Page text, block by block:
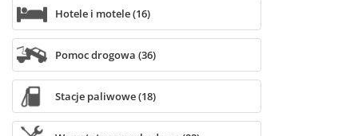
Hotele i motele (16)
Pomoc drogowa (36)
Stacje paliwowe (18)